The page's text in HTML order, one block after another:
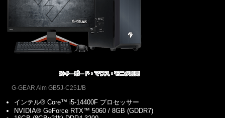
G-GEAR Aim GB5J-C251/B
インテル® Core™ i5-14400F プロセッサー
NVIDIA® GeForce RTX™ 5060 / 8GB (GDDR7)